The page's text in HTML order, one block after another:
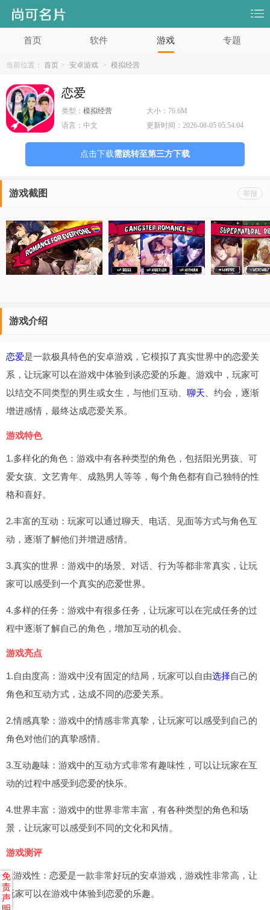
首页 软件 游戏 专题
当前位置： 首页 > 安卓游戏 > 模拟经营
恋爱
类型： 模拟经营 大小： 76.6M
语言： 中文 更新时间：2026-08-05 05:54:04
点击下载需跳转至第三方下载
举报
游戏截图
游戏介绍
恋爱是一款极具特色的安卓游戏，它模拟了真实世界中的恋爱关
系，让玩家可以在游戏中体验到谈恋爱的乐趣。游戏中，玩家可
以结交不同类型的男生或女生，与他们互动、 聊天 、约会，逐渐
增进感情，最终达成恋爱关系。
游戏特色
1.多样化的角色：游戏中有各种类型的角色，包括阳光男孩、可
爱女孩、文艺青年、成熟男人等等，每个角色都有自己独特的性
格和喜好。
2.丰富的互动：玩家可以通过聊天、电话、见面等方式与角色互
动，逐渐了解他们并增进感情。
3.真实的世界：游戏中的场景、对话、行为等都非常真实，让玩
家可以感受到一个真实的恋爱世界。
4.多样的任务：游戏中有很多任务，让玩家可以在完成任务的过
程中逐渐了解自己的角色，增加互动的机会。
游戏亮点
1.自由度高：游戏中没有固定的结局，玩家可以自由选择自己的
角色和互动方式，达成不同的恋爱关系。
2.情感真挚：游戏中的情感非常真挚，让玩家可以感受到自己的
角色对他们的真挚感情。
3.互动趣味：游戏中的互动方式非常有趣味性，可以让玩家在互
动的过程中感受到恋爱的快乐。
4.世界丰富：游戏中的世界非常丰富，有各种类型的角色和场
景，让玩家可以感受到不同的文化和风情。
游戏测评
1.游戏性：恋爱是一款非常好玩的安卓游戏，游戏性非常高，让
玩家可以在游戏中体验到恋爱的乐趣。
免
责
声